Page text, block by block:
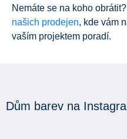
Nemáte se na koho
našich prodejen, kde vám
vaším projektem poradí.
Dům barev na